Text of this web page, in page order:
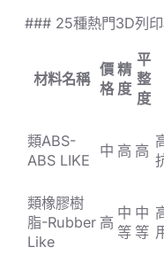
### 25種熱門3D列
材料名稱
價
格
精
度
平
整
度
類ABS-
ABS LIKE
中 高 高
類橡膠樹
脂-Rubber
Like
高
中
等
中
等